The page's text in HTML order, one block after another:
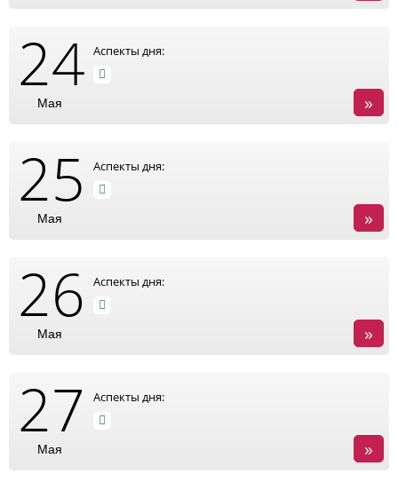
24
Мая
Аспекты дня:
»
25
Мая
Аспекты дня:
»
26
Мая
Аспекты дня:
»
27
Мая
Аспекты дня:
»